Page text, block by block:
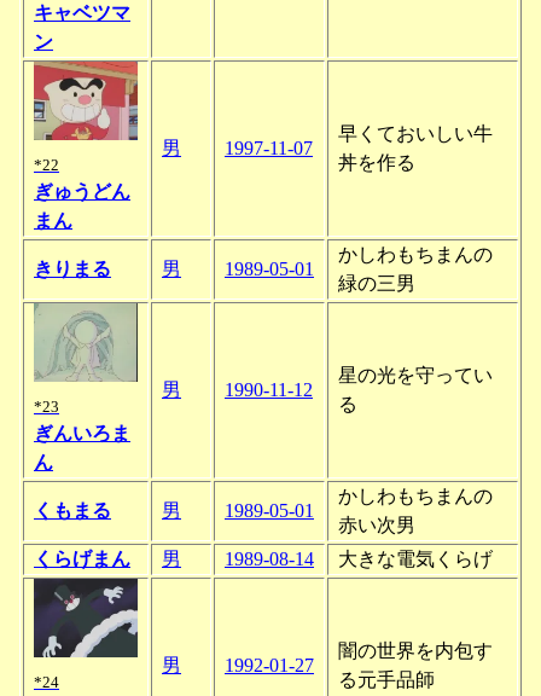
キャベツマ
ン
*22
ぎゅうどん
まん
男 1997-11-07
早くておいしい牛
丼を作る
きりまる 男 1989-05-01
かしわもちまんの
緑の三男
*23
ぎんいろま
ん
男 1990-11-12
星の光を守ってい
る
くもまる 男 1989-05-01
かしわもちまんの
赤い次男
くらげまん
男 1989-08-14 大きな電気くらげ
*24
男 1992-01-27
闇の世界を内包す
る元手品師